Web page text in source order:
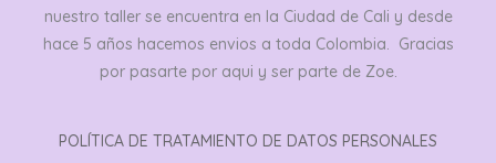
nuestro taller se encuentra en la Ciudad de Cali y desde
hace 5 años hacemos envios a toda Colombia. Gracias
por pasarte por aqui y ser parte de Zoe.
POLÍTICA DE TRATAMIENTO DE DATOS PERSONALES